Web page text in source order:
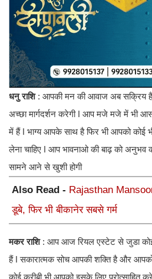
धनु राशि : आपकी मन की आवाज अब सक्रिय
अच्छा मार्गदर्शन करेगी ǀ आप मजे मजे में भी
में हैं ǀ भाग्य आपके साथ है फिर भी आपको कोई
लेना चाहिए ǀ आप भावनाओ की बाढ़ को अनुभव
सामने आने से खुशी होगी
Also Read - Rajasthan
डूबे, फिर भी बीकानेर सबसे गर्म
मकर राशि: आप आज रियल एस्टेट से जुडा कोई
हैं ǀ सकारात्मक सोच आपकी शक्ति है और
कोई करीबी भी आपको इसके लिए प्रोत्साहित